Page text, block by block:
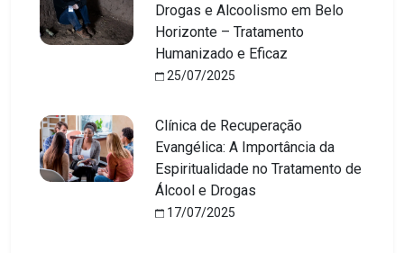
Drogas e Alcoolismo em Belo
Horizonte – Tratamento
Humanizado e Eficaz
25/07/2025
Clínica de Recuperação
Evangélica: A Importância da
Espiritualidade no Tratamento de
Álcool e Drogas
17/07/2025